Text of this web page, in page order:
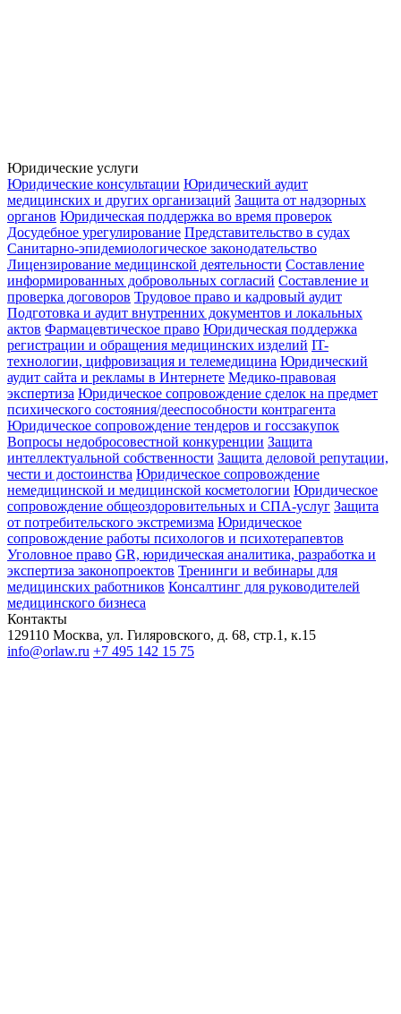
Юридические услуги
Юридические консультации Юридический аудит
медицинских и других организаций Защита от надзорных
органов Юридическая поддержка во время проверок
Досудебное урегулирование Представительство в судах
Санитарно-эпидемиологическое законодательство
Лицензирование медицинской деятельности Составление
информированных добровольных согласий Составление и
проверка договоров Трудовое право и кадровый аудит
Подготовка и аудит внутренних документов и локальных
актов Фармацевтическое право Юридическая поддержка
регистрации и обращения медицинских изделий IT-
технологии, цифровизация и телемедицина Юридический
аудит сайта и рекламы в Интернете Медико-правовая
экспертиза Юридическое сопровождение сделок на предмет
психического состояния/дееспособности контрагента
Юридическое сопровождение тендеров и госсзакупок
Вопросы недобросовестной конкуренции Защита
интеллектуальной собственности Защита деловой репутации,
чести и достоинства Юридическое сопровождение
немедицинской и медицинской косметологии Юридическое
сопровождение общеоздоровительных и СПА-услуг Защита
от потребительского экстремизма Юридическое
сопровождение работы психологов и психотерапевтов
Уголовное право GR, юридическая аналитика, разработка и
экспертиза законопроектов Тренинги и вебинары для
медицинских работников Консалтинг для руководителей
медицинского бизнеса
Контакты
129110 Москва, ул. Гиляровского, д. 68, стр.1, к.15
info@orlaw.ru +7 495 142 15 75